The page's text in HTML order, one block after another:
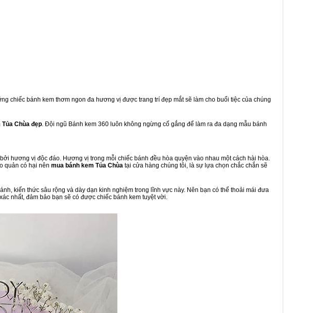
chiếc bánh kem thơm ngon đa hương vị được trang trí đẹp mắt sẽ làm cho buổi tiệc của chúng
Chùa đẹp. Đội ngũ Bánh kem 360 luôn không ngừng cố gắng để làm ra đa dạng mẫu bánh
hương vị độc đáo. Hương vị trong mỗi chiếc bánh đều hòa quyện vào nhau một cách hài hòa.
quản có hại nên mua bánh kem Tủa Chùa tại cửa hàng chúng tôi, là sự lựa chọn chắc chắn sẽ
kiến thức sâu rộng và dày dạn kinh nghiệm trong lĩnh vực này. Nên bạn có thể thoải mái đưa
nhất, đảm bảo bạn sẽ có được chiếc bánh kem tuyệt vời.